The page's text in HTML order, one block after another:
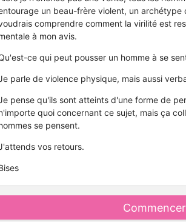
un beau-frère violent, un
comprendre comment la virilité est
à mon avis.
ce qui peut pousser un homme à se
parle de violence physique, mais aussi
pense qu'ils sont atteints d'une forme de
quoi concernant ce sujet, mais ça
se pensent.
vos retours.